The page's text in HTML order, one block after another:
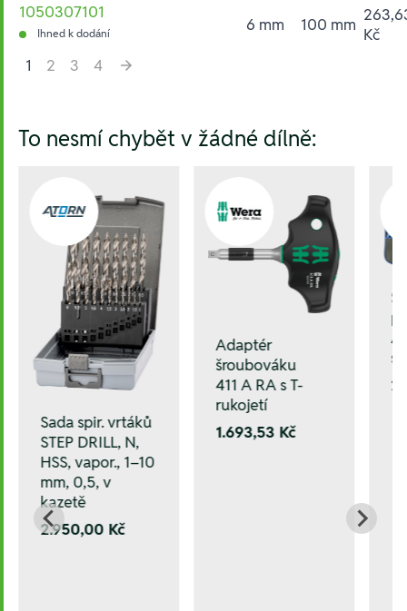
1050307101
Ihned k dodání 6 mm 100 mm Kč
1
2 3
4
To nesmí chybět v žádné dílně:
Sada spir. vrtáků
STEP DRILL, N,
HSS, vapor., 1–10
mm, 0,5, v
kazetě
2.950,00 Kč
Adaptér
šroubováku
411 A RA s T-
rukojetí
1.693,53 Kč